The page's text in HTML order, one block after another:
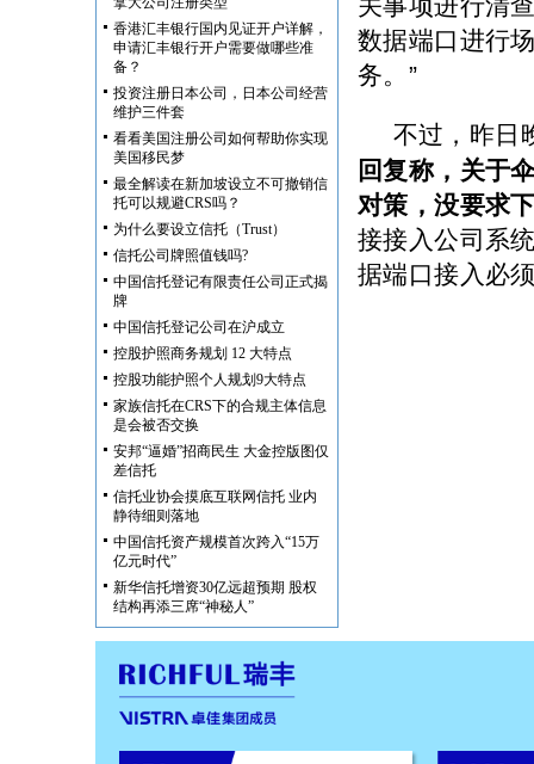
香港汇丰银行国内见证开户详解，
申请汇丰银行开户需要做哪些准
备？
投资注册日本公司，日本公司经营
维护三件套
看看美国注册公司如何帮助你实现
美国移民梦
最全解读在新加坡设立不可撤销信
托可以规避CRS吗？
为什么要设立信托（Trust）
信托公司牌照值钱吗?
中国信托登记有限责任公司正式揭
牌
中国信托登记公司在沪成立
控股护照商务规划 12 大特点
控股功能护照个人规划9大特点
家族信托在CRS下的合规主体信息
是会被否交换
安邦“逼婚”招商民生 大金控版图仅
差信托
信托业协会摸底互联网信托 业内
静待细则落地
中国信托资产规模首次跨入“15万
亿元时代”
新华信托增资30亿远超预期 股权
结构再添三席“神秘人”
关事项进行清
数据端口进行
务。”
不过，昨日
回复称，关于
对策，没要求
接接入公司系
据端口接入必